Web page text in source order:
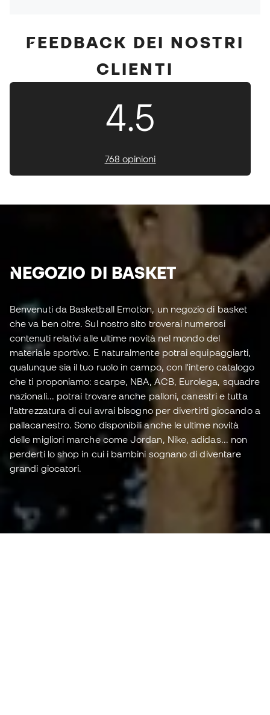
FEEDBACK DEI NOSTRI
CLIENTI
4.5
768 opinioni
NEGOZIO DI BASKET
Benvenuti da Basketball Emotion, un negozio di basket
che va ben oltre. Sul nostro sito troverai numerosi
contenuti relativi alle ultime novità nel mondo del
materiale sportivo. E naturalmente potrai equipaggiarti,
qualunque sia il tuo ruolo in campo, con l'intero catalogo
che ti proponiamo: scarpe, NBA, ACB, Eurolega, squadre
nazionali... potrai trovare anche palloni, canestri e tutta
l'attrezzatura di cui avrai bisogno per divertirti giocando a
pallacanestro. Sono disponibili anche le ultime novità
delle migliori marche come Jordan, Nike, adidas... non
perderti lo shop in cui i bambini sognano di diventare
grandi giocatori.